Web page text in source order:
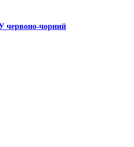
чорний